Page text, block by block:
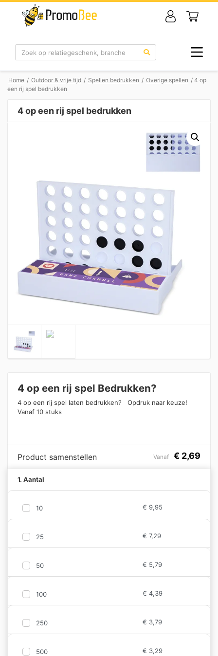
Zoek
Home / Outdoor & vrije tijd / Spellen bedrukken / Overige spellen / 4 op
een rij spel bedrukken
4 op een rij spel bedrukken
4 op een rij spel Bedrukken?
4 op een rij spel laten bedrukken? Opdruk naar keuze!
Vanaf 10 stuks
Product samenstellen Vanaf € 2,69
1. Aantal
10 € 9,95
25 € 7,29
50 € 5,79
100 € 4,39
250 € 3,79
500 € 3,29